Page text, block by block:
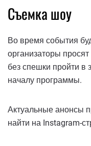
Съемка шоу
Во время события
организаторы
без спешки пройти в
началу программы.
Актуальные анонсы
найти на Instagram-